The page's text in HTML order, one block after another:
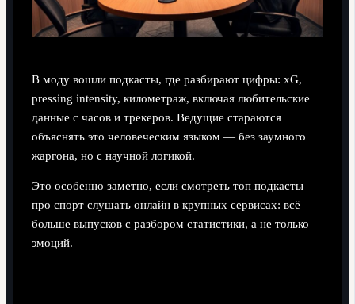
В моду вошли подкасты, где разбирают цифры: xG,
pressing intensity, километраж, включая любительские
данные с часов и трекеров. Ведущие стараются
объяснять это человеческим языком — без заумного
жаргона, но с научной логикой.
Это особенно заметно, если смотреть топ подкасты
про спорт слушать онлайн в крупных сервисах: всё
больше выпусков с разбором статистики, а не только
эмоций.